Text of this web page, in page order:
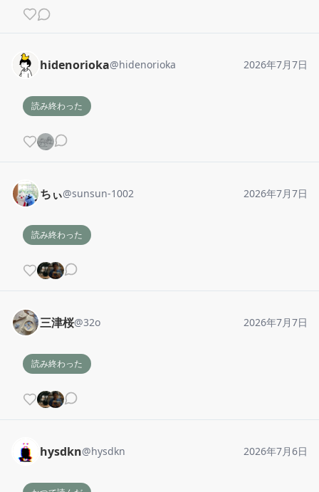
hidenorioka@hidenorioka 2026年7月7日
読み終わった
ちぃ@sunsun-1002 2026年7月7日
読み終わった
三津桜@32o 2026年7月7日
読み終わった
hysdkn@hysdkn 2026年7月6日